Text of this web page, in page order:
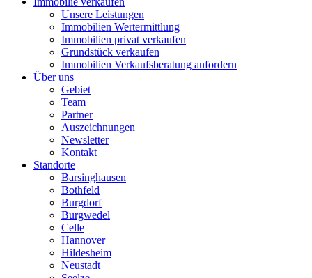
Unsere Leistungen
Immobilien Wertermittlung
Immobilien privat verkaufen
Grundstück verkaufen
Immobilien Verkaufsberatung anfordern
Über uns
Gebiet
Team
Partner
Auszeichnungen
Newsletter
Kontakt
Standorte
Barsinghausen
Bothfeld
Burgdorf
Burgwedel
Celle
Hannover
Hildesheim
Neustadt